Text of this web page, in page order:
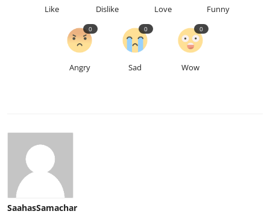
Like Dislike Love Funny
Angry
0
Sad
0
Wow
0
SaahasSamachar